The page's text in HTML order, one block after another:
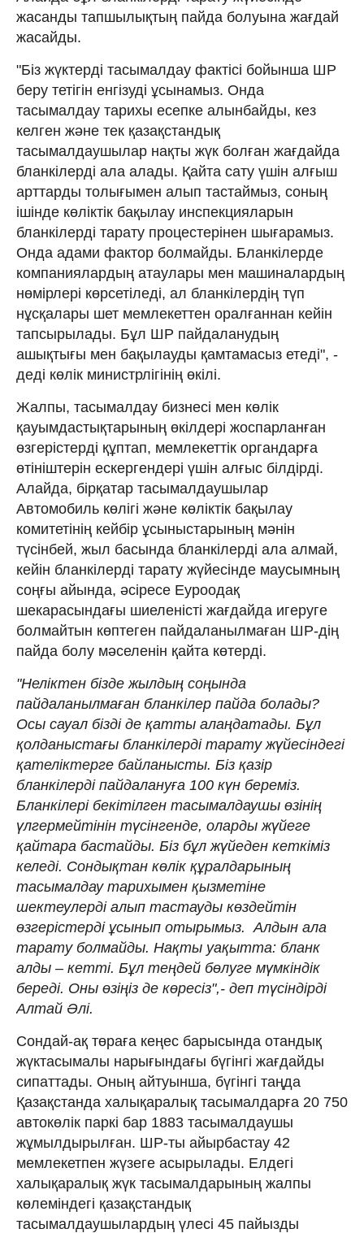
жасанды тапшылықтың пайда болуына жағдай
жасайды.
"Біз жүктерді тасымалдау фактісі бойынша ШР
беру тетігін енгізуді ұсынамыз. Онда
тасымалдау тарихы есепке алынбайды, кез
келген және тек қазақстандық
тасымалдаушылар нақты жүк болған жағдайда
бланкілерді ала алады. Қайта сату үшін алғыш
арттарды толығымен алып тастаймыз, соның
ішінде көліктік бақылау инспекцияларын
бланкілерді тарату процестерінен шығарамыз.
Онда адами фактор болмайды. Бланкілерде
компаниялардың атаулары мен машиналардың
нөмірлері көрсетіледі, ал бланкілердің түп
нұсқалары шет мемлекеттен оралғаннан кейін
тапсырылады. Бұл ШР пайдаланудың
ашықтығы мен бақылауды қамтамасыз етеді", -
деді көлік министрлігінің өкілі.
Жалпы, тасымалдау бизнесі мен көлік
қауымдастықтарының өкілдері жоспарланған
өзгерістерді құптап, мемлекеттік органдарға
өтініштерін ескергендері үшін алғыс білдірді.
Алайда, бірқатар тасымалдаушылар
Автомобиль көлігі және көліктік бақылау
комитетінің кейбір ұсыныстарының мәнін
түсінбей, жыл басында бланкілерді ала алмай,
кейін бланкілерді тарату жүйесінде маусымның
соңғы айында, әсіресе Еуроодақ
шекарасындағы шиеленісті жағдайда игеруге
болмайтын көптеген пайдаланылмаған ШР-дің
пайда болу мәселенін қайта көтерді.
"Неліктен бізде жылдың соңында
пайдаланылмаған бланкілер пайда болады?
Осы сауал бізді де қатты алаңдатады. Бұл
қолданыстағы бланкілерді тарату жүйесіндегі
қателіктерге байланысты. Біз қазір
бланкілерді пайдалануға 100 күн береміз.
Бланкілері бекітілген тасымалдаушы өзінің
үлгермейтінін түсінгенде, оларды жүйеге
қайтара бастайды. Біз бұл жүйеден кеткіміз
келеді. Сондықтан көлік құралдарының
тасымалдау тарихымен қызметіне
шектеулерді алып тастауды көздейтін
өзгерістерді ұсынып отырымыз. Алдын ала
тарату болмайды. Нақты уақытта: бланк
алды – кетті. Бұл теңдей бөлуге мүмкіндік
береді. Оны өзіңіз де көресіз",- деп түсіндірді
Алтай Әлі.
Сондай-ақ төраға кеңес барысында отандық
жүктасымалы нарығындағы бүгінгі жағдайды
сипаттады. Оның айтуынша, бүгінгі таңда
Қазақстанда халықаралық тасымалдарға 20 750
автокөлік паркі бар 1883 тасымалдаушы
жұмылдырылған. ШР-ты айырбастау 42
мемлекетпен жүзеге асырылады. Елдегі
халықаралық жүк тасымалдарының жалпы
көлеміндегі қазақстандық
тасымалдаушылардың үлесі 45 пайызды